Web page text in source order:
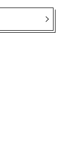
令と訴訟のため
技術会社である